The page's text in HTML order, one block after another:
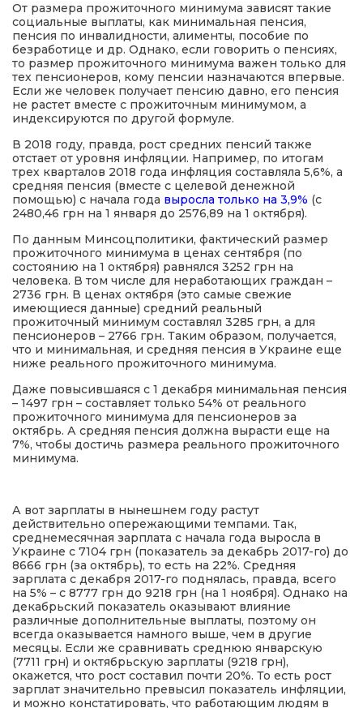
От размера прожиточного минимума зависят такие
социальные выплаты, как минимальная пенсия,
пенсия по инвалидности, алименты, пособие по
безработице и др. Однако, если говорить о пенсиях,
то размер прожиточного минимума важен только для
тех пенсионеров, кому пенсии назначаются впервые.
Если же человек получает пенсию давно, его пенсия
не растет вместе с прожиточным минимумом, а
индексируются по другой формуле.
В 2018 году, правда, рост средних пенсий также
отстает от уровня инфляции. Например, по итогам
трех кварталов 2018 года инфляция составляла 5,6%, а
средняя пенсия (вместе с целевой денежной
помощью) с начала года выросла только на 3,9% (с
2480,46 грн на 1 января до 2576,89 на 1 октября).
По данным Минсоцполитики, фактический размер
прожиточного минимума в ценах сентября (по
состоянию на 1 октября) равнялся 3252 грн на
человека. В том числе для неработающих граждан –
2736 грн. В ценах октября (это самые свежие
имеющиеся данные) средний реальный
прожиточный минимум составлял 3285 грн, а для
пенсионеров – 2766 грн. Таким образом, получается,
что и минимальная, и средняя пенсия в Украине еще
ниже реального прожиточного минимума.
Даже повысившаяся с 1 декабря минимальная пенсия
– 1497 грн – составляет только 54% от реального
прожиточного минимума для пенсионеров за
октябрь. А средняя пенсия должна вырасти еще на
7%, чтобы достичь размера реального прожиточного
минимума.
А вот зарплаты в нынешнем году растут
действительно опережающими темпами. Так,
среднемесячная зарплата с начала года выросла в
Украине с 7104 грн (показатель за декабрь 2017-го) до
8666 грн (за октябрь), то есть на 22%. Средняя
зарплата с декабря 2017-го поднялась, правда, всего
на 5% – с 8777 грн до 9218 грн (на 1 ноября). Однако на
декабрьский показатель оказывают влияние
различные дополнительные выплаты, поэтому он
всегда оказывается намного выше, чем в другие
месяцы. Если же сравнивать среднюю январскую
(7711 грн) и октябрьскую зарплаты (9218 грн),
окажется, что рост составил почти 20%. То есть рост
зарплат значительно превысил показатель инфляции,
и можно констатировать, что работающим людям в